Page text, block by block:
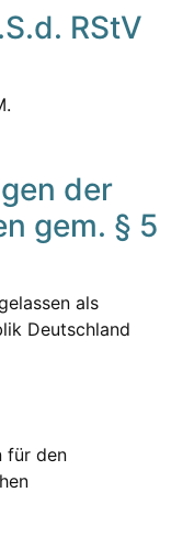
RStV
der
gem. § 5
als
Deutschland
für den